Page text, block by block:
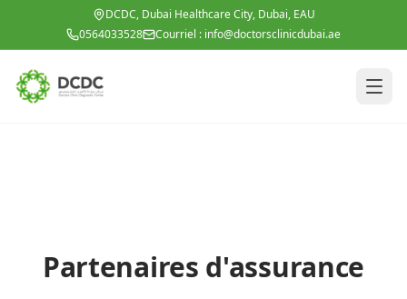
Aller au contenu principalDCDC, Dubai Healthcare City, Dubai, EAU
0564033528
Courriel : info@doctorsclinicdubai.ae
Partenaires d'assurance